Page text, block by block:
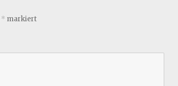
* markiert